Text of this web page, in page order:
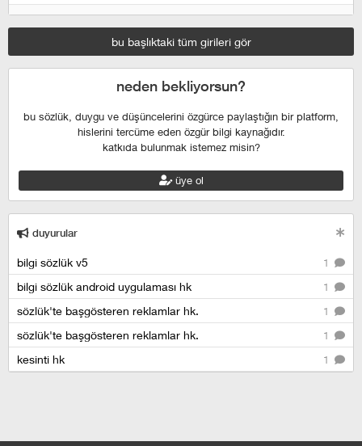
bu başlıktaki tüm girileri gör
neden bekliyorsun?
bu sözlük, duygu ve düşüncelerini özgürce paylaştığın bir platform,
hislerini tercüme eden özgür bilgi kaynağıdır.
katkıda bulunmak istemez misin?
üye ol
duyurular
1
bilgi sözlük v5
1
bilgi sözlük android uygulaması hk
1
sözlük'te başgösteren reklamlar hk.
1
sözlük'te başgösteren reklamlar hk.
1
kesinti hk